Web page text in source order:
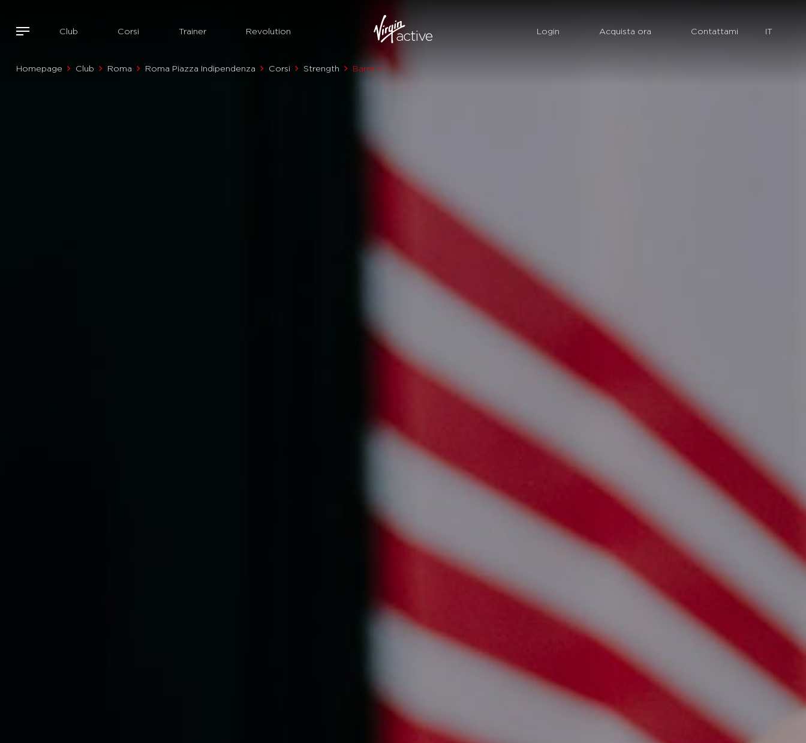
Club Corsi Trainer Revolution Login Acquista ora Contattami
Homepage Club Roma Roma Piazza Indipendenza Corsi Strength Barre +